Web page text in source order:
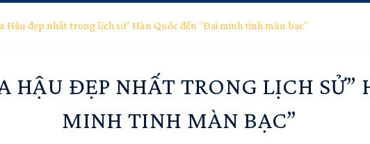
Hậu đẹp nhất trong lịch sử” Hàn Quốc đến “Đại minh tinh màn bạc”
HẬU ĐẸP NHẤT TRONG LỊCH
MINH TINH MÀN BẠC”